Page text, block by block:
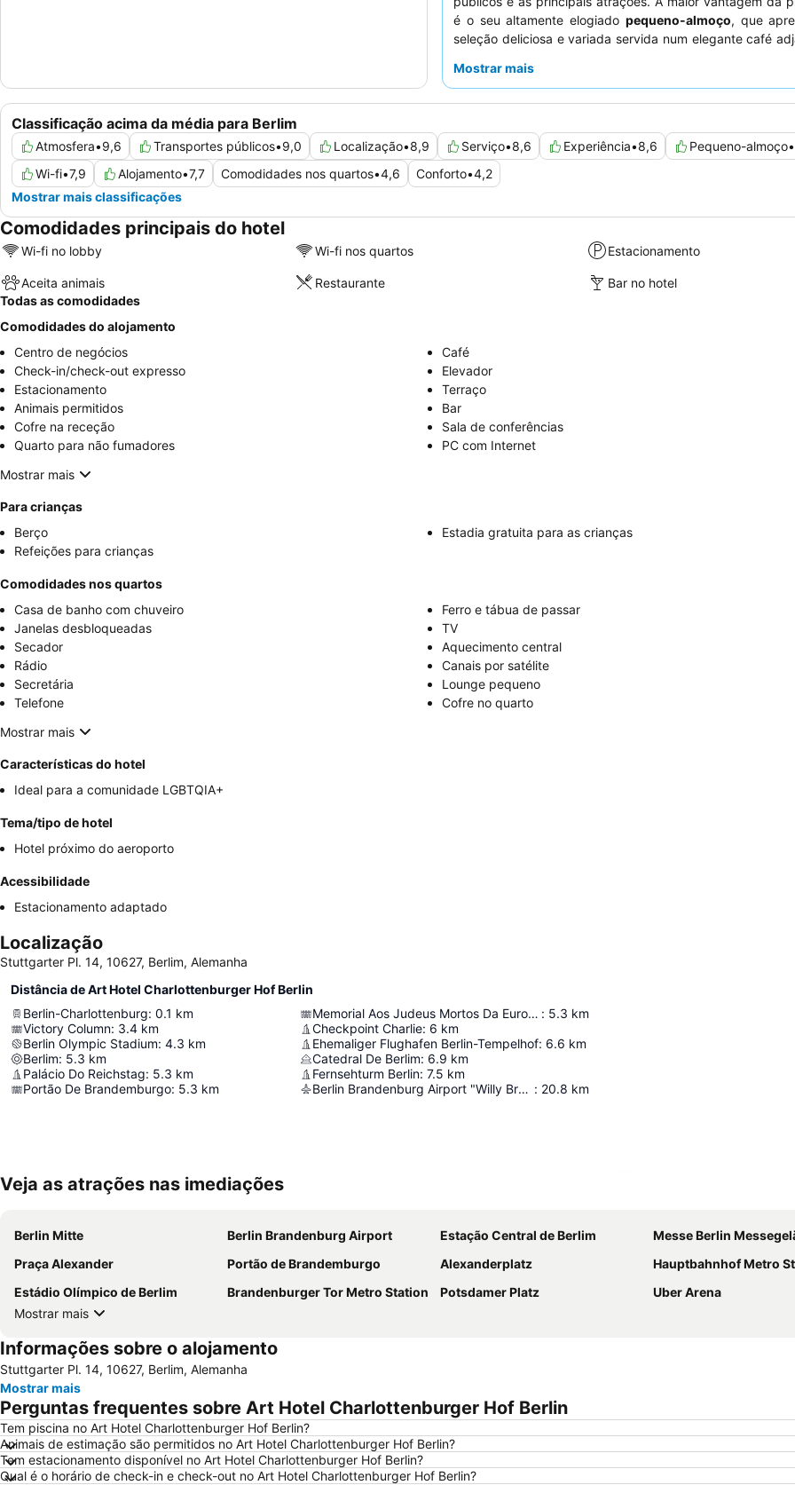
é o seu altamente elogiado pequeno-almoço, que
seleção deliciosa e variada servida num elegante café
prestativos, particularmente a equipa da receção, pelo
Mostrar mais
Classificação acima da média para Berlim
Atmosfera•9,6 Transportes públicos•9,0 Localização•8,9 Serviço•8,6 Experiência•8,6 Pequeno-almoço•
Wi-fi•7,9 Alojamento•7,7 Comodidades nos quartos•4,6 Conforto•4,2
Mostrar mais classificações
Comodidades principais do hotel
Wi-fi no lobby Wi-fi nos quartos Estacionamento
Aceita animais Restaurante
Bar no hotel
Todas as comodidades
Comodidades do alojamento
Centro de negócios
Café
Check-in/check-out expresso
Elevador
Estacionamento
Terraço
Animais permitidos
Bar
Cofre na receção
Sala de conferências
Quarto para não fumadores
PC com Internet
Mostrar mais
Para crianças
Berço
Estadia gratuita para as crianças
Refeições para crianças
Comodidades nos quartos
Casa de banho com chuveiro
Ferro e tábua de passar
Janelas desbloqueadas
TV
Secador
Aquecimento central
Rádio
Canais por satélite
Secretária
Lounge pequeno
Telefone
Cofre no quarto
Mostrar mais
Características do hotel
Ideal para a comunidade LGBTQIA+
Tema/tipo de hotel
Hotel próximo do aeroporto
Acessibilidade
Estacionamento adaptado
Localização
Stuttgarter Pl. 14, 10627, Berlim, Alemanha
Distância de Art Hotel Charlottenburger Hof Berlin
Berlin-Charlottenburg: 0.1 km
Victory Column: 3.4 km
Berlin Olympic Stadium: 4.3 km
Berlim: 5.3 km
Palácio Do Reichstag: 5.3 km
Portão De Brandemburgo: 5.3 km
Memorial Aos Judeus Mortos Da Europa : 5.3 km
Checkpoint Charlie: 6 km
Ehemaliger Flughafen Berlin-Tempelhof: 6.6 km
Catedral De Berlim: 6.9 km
Fernsehturm Berlin: 7.5 km
Berlin Brandenburg Airport "Willy Brandt" : 20.8 km
Veja as atrações nas imediações
Berlin Mitte Berlin Brandenburg Airport Estação Central de Berlim
Messe Berlin
Praça Alexander
Portão de Brandemburgo Alexanderplatz
Hauptbahnhof Metro
Estádio Olímpico de Berlim
Brandenburger Tor Metro Station Potsdamer Platz
Uber Arena
Mostrar mais
Informações sobre o alojamento
Stuttgarter Pl. 14, 10627, Berlim, Alemanha
Mostrar mais
Perguntas frequentes sobre Art Hotel Charlottenburger Hof Berlin
Tem piscina no Art Hotel Charlottenburger Hof Berlin?
Animais de estimação são permitidos no Art Hotel Charlottenburger Hof Berlin?
Tem estacionamento disponível no Art Hotel Charlottenburger Hof Berlin?
Qual é o horário de check-in e check-out no Art Hotel Charlottenburger Hof Berlin?